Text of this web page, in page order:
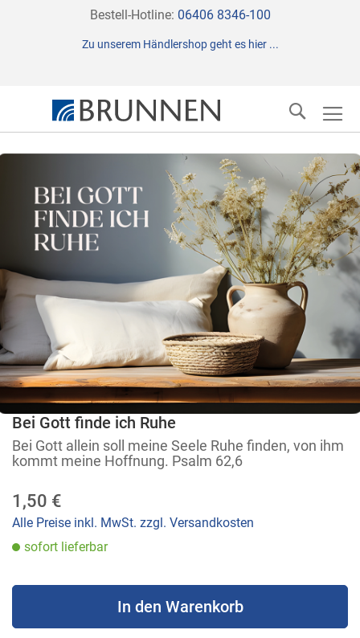
Direkt
Inhalt
Bestell-Hotline: 06406 8346-100
Zu unserem Händlershop geht es hier ...
Suche
Bei Gott finde ich Ruhe
Bei Gott allein soll meine Seele Ruhe finden, von ihm
kommt meine Hoffnung. Psalm 62,6
1,50 €
Alle Preise inkl. MwSt. zzgl. Versandkosten
sofort lieferbar
In den Warenkorb